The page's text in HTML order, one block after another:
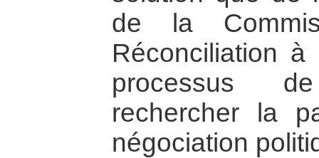
de la
Réconciliation
processus
rechercher la
négociation